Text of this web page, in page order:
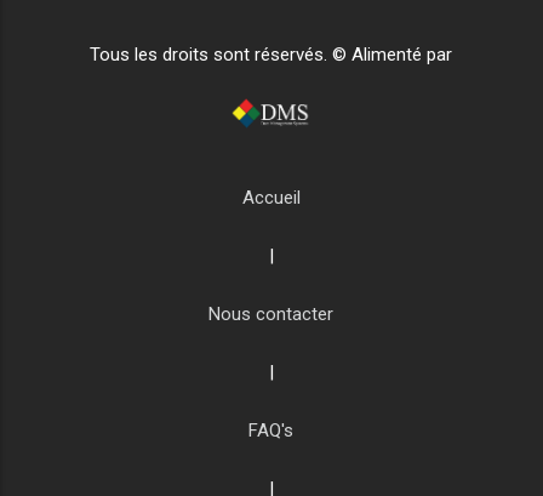
Tous les droits sont réservés. © Alimenté par
Accueil
Nous contacter
FAQ's